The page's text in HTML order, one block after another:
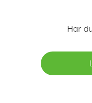
Har